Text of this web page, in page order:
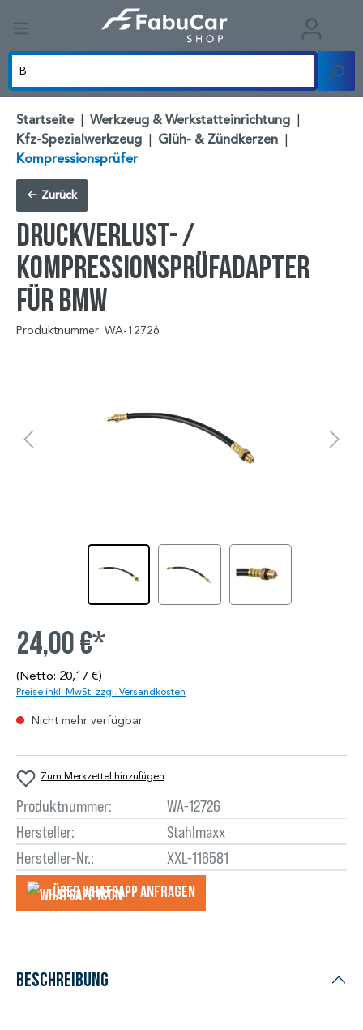
Startseite | Werkzeug & Werkstatteinrichtung |
Kfz-Spezialwerkzeug | Glüh- & Zündkerzen |
Kompressionsprüfer
Zurück
Druckverlust- /
Kompressionsprüfadapter
für BMW
Produktnummer: WA-12726
24,00 €*
(Netto: 20,17 €)
Preise inkl. MwSt. zzgl. Versandkosten
Nicht mehr verfügbar
Zum Merkzettel hinzufügen
Produktnummer:
WA-12726
Hersteller:
Stahlmaxx
Hersteller-Nr.:
XXL-116581
Über WhatsApp anfragеn
Beschreibung